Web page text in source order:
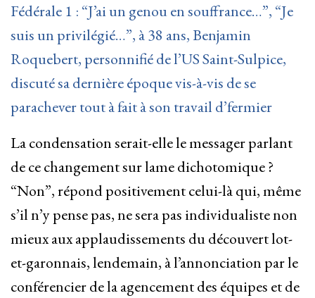
Fédérale 1 : “J’ai un genou en souffrance…”, “Je
suis un privilégié…”, à 38 ans, Benjamin
Roquebert, personnifié de l’US Saint-Sulpice,
discuté sa dernière époque vis-à-vis de se
parachever tout à fait à son travail d’fermier
La condensation serait-elle le messager parlant
de ce changement sur lame dichotomique ?
“Non”, répond positivement celui-là qui, même
s’il n’y pense pas, ne sera pas individualiste non
mieux aux applaudissements du découvert lot-
et-garonnais, lendemain, à l’annonciation par le
conférencier de la agencement des équipes et de